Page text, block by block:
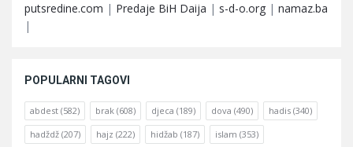
putsredine.com | Predaje BiH Daija | s-d-o.org | namaz.ba
|
POPULARNI TAGOVI
abdest (582) brak (608) djeca (189) dova (490) hadis (340)
hadždž (207) hajz (222) hidžab (187) islam (353)